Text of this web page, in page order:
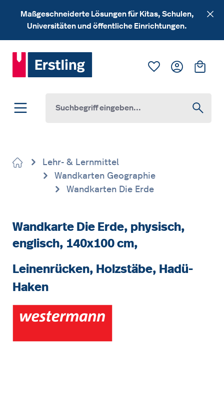
Zum Hauptinhalt springen
Maßgeschneiderte Lösungen für Kitas, Schulen,
Universitäten und öffentliche Einrichtungen.
Du hast 0
Lehr- & Lernmittel
Wandkarten Geographie
Wandkarten Die Erde
Wandkarte Die Erde, physisch,
englisch, 140x100 cm,
Leinenrücken, Holzstäbe, Hadü-
Haken